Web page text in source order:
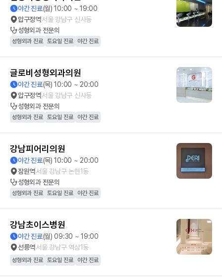
야간 진료(월) 10:00 ~ 19:00
압구정역서울 강남구 신사동
성형외과전문의
성형외과 진료 토요일 진료 야간 진료
글로비성형외과의원
야간 진료(목) 10:00 ~ 20:00
압구정역서울 강남구 신사동
성형외과전문의
성형외과 진료 토요일 진료 야간 진료
강남피어리의원
야간 진료(목) 10:00 ~ 20:00
잠원역서울 강남구 논현1동
성형외과전문의
성형외과 진료 토요일 진료 야간 진료
강남초이스병원
야간 진료(월) 09:30 ~ 19:00
선릉역서울 강남구 역삼1동
성형외과 진료 토요일 진료 야간 진료